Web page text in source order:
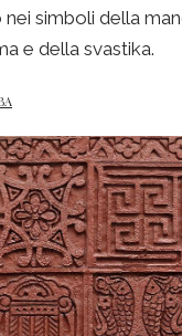
simboli della
e della svastika.